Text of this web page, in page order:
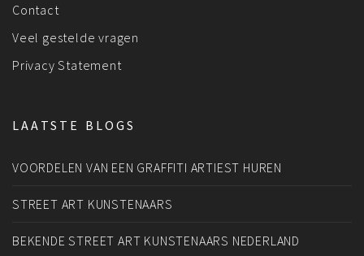
Contact
Veel gestelde vragen
Privacy Statement
LAATSTE BLOGS
VOORDELEN VAN EEN GRAFFITI ARTIEST HUREN
STREET ART KUNSTENAARS
BEKENDE STREET ART KUNSTENAARS NEDERLAND